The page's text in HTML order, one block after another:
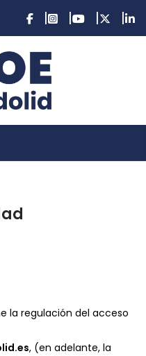
la regulación del acceso
, (en adelante, la